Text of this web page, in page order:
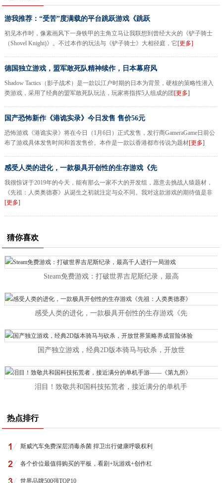
游我推荐：“受苦”度满载的平台跳跃游戏《跳跃
初见本作时，像素画风下一身铁甲的主角立马让我联想到曾经大火的《铲子骑士
（Shovel Knight)》。不过本作的玩法与《铲子骑士》大相径庭，它[更多]
德国独立游戏，盟军敢死队精神续作，日本幕府风
Shadow Tactics（影子战术）是一款以江户时期的日本为背景，硬核的策略性潜入
类游戏，采用了经典的盟军敢死队玩法，玩家将指挥5人组成的团 [更多]
国产恐怖新作《港诡实录》今日发售 售价56元
恐怖游戏《港诡实录》将在今日（1月6日）正式发售，发行商GameraGame日前公
布了游戏具体发售时间和首发售价。本作是一款以香港都市传说为题材[更多]
感受人类的进化，一款极具开创性的生存游戏《先
我很惊讶于2019年的今天，能有那么一家不大的开发组，愿意去挑战人猿题材，
《先祖：人类奥德赛》从诞生之初就注定与众不同。我对这款游戏的期待值是非
[更多]
猜你喜欢
Steam免费游戏：打破世界吉尼斯纪录，最高
感受人类的进化，一款极具开创性的生存游戏《先
国产独立游戏，经典2D版本骑马与砍杀，开放世
泪目！致敬共和国科技拓荒者，接近满分的单机手
热点排行
斯威汽车免费深层消毒杀菌 捍卫出行健康呼吸权利
各个价位最值得购买的平板，看剧+玩游戏+创作杠
世界品牌500强TOP10